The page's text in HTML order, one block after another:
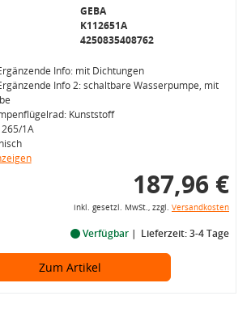
GEBA
K112651A
4250835408762
Info: mit Dichtungen
Info 2: schaltbare Wasserpumpe, mit
Kunststoff
1A
187,96 €
inkl. gesetzl. MwSt., zzgl. Versandkosten
Verfügbar Lieferzeit: 3-4 Tage
Zum Artikel